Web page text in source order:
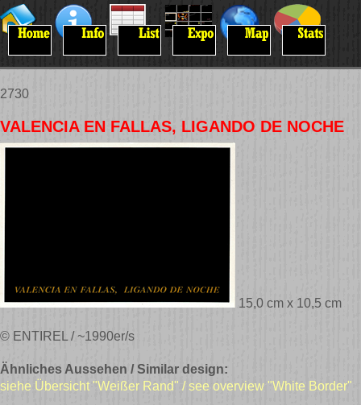
2730
VALENCIA EN FALLAS, LIGANDO DE NOCHE
15,0 cm x 10,5 cm
© ENTIREL / ~1990er/s
Ähnliches Aussehen / Similar design:
siehe Übersicht "Weißer Rand" / see overview "White Border"